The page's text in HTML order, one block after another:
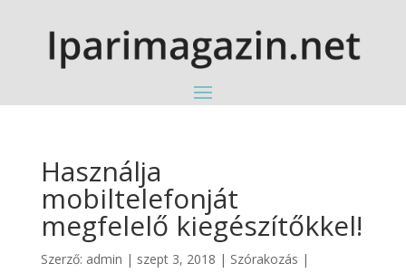
Használja
mobiltelefonját
megfelelő kiegészítőkkel!
Szerző: admin | szept 3, 2018 | Szórakozás |